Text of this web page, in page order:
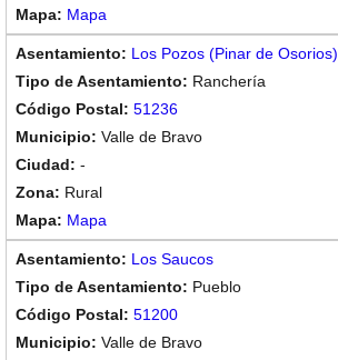
Mapa
Los Pozos (Pinar de Osorios)
Ranchería
51236
Valle de Bravo
-
Rural
Mapa
Los Saucos
Pueblo
51200
Valle de Bravo